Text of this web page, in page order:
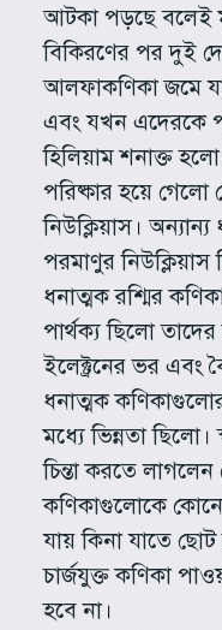
আটকা পড়ছে বলেই
বিকিরণের পর দুই
আলফাকণিকা জমে
এবং যখন এদেরকে
হিলিয়াম শনাক্ত
পরিষ্কার হয়ে গেলো
নিউক্লিয়াস।
পরমাণুর নিউক্লিয়াস
ধনাত্মক রশ্মির
পার্থক্য ছিলো
ইলেক্ট্রনের ভর এবং
ধনাত্মক
মধ্যে ভিন্নতা ছিলো।
চিন্তা করতে
কণিকাগুলোকে
যায় কিনা যাতে
চার্জযুক্ত কণিকা
হবে না।